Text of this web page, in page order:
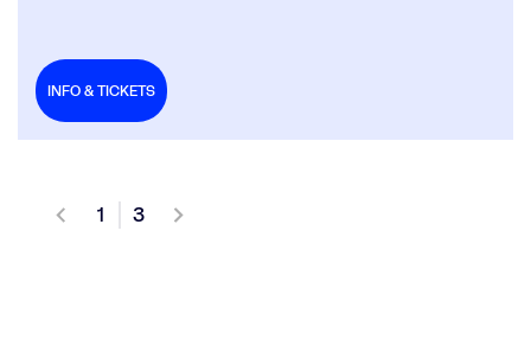
INFO & TICKETS
1 3